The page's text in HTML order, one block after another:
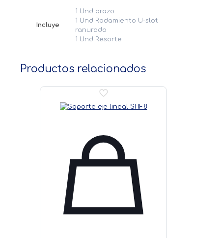
Incluye
1 Und brazo
1 Und Rodamiento U-slot
ranurado
1 Und Resorte
Productos relacionados